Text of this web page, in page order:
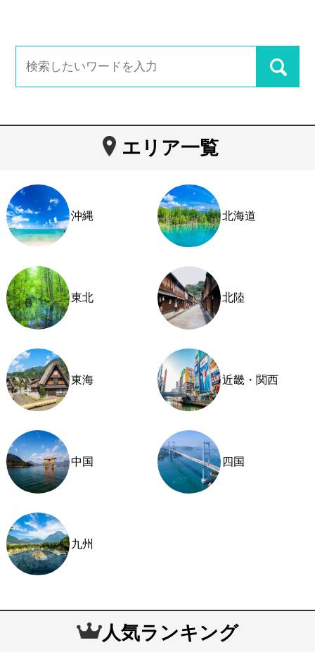
エリア一覧
沖縄 北海道
東北 北陸
東海 近畿・関西
中国 四国
九州
人気ランキング